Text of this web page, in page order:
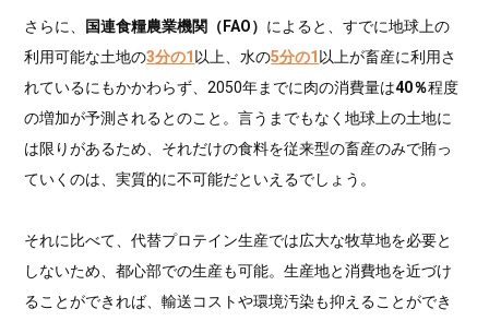
さらに、 国連食糧農業機関（FAO） によると、すでに地球上の
利用可能な土地の3分の1以上、水の5分の1以上が畜産に利用さ
れているにもかかわらず、2050年までに肉の消費量は40％程度
の増加が予測されるとのこと。言うまでもなく地球上の土地に
は限りがあるため、それだけの食料を従来型の畜産のみで賄っ
ていくのは、実質的に不可能だといえるでしょう。
それに比べて、代替プロテイン生産では広大な牧草地を必要と
しないため、都心部での生産も可能。生産地と消費地を近づけ
ることができれば、輸送コストや環境汚染も抑えることができ